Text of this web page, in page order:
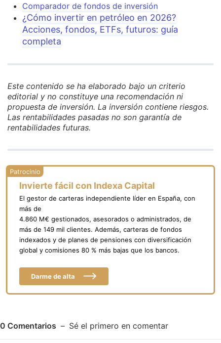
Comparador de fondos de inversión
¿Cómo invertir en petróleo en 2026?
Acciones, fondos, ETFs, futuros: guía
completa
Este contenido se ha elaborado bajo un criterio
editorial y no constituye una recomendación ni
propuesta de inversión. La inversión contiene riesgos.
Las rentabilidades pasadas no son garantía de
rentabilidades futuras.
Invierte fácil con Indexa Capital
El gestor de carteras independiente líder en España, con
más de
4.860 M€ gestionados, asesorados o administrados, de
más de 149 mil clientes. Además, carteras de fondos
indexados y de planes de pensiones con diversificación
global y comisiones 80 % más bajas que los bancos.
Darme de alta
0 Comentarios Sé el primero en comentar